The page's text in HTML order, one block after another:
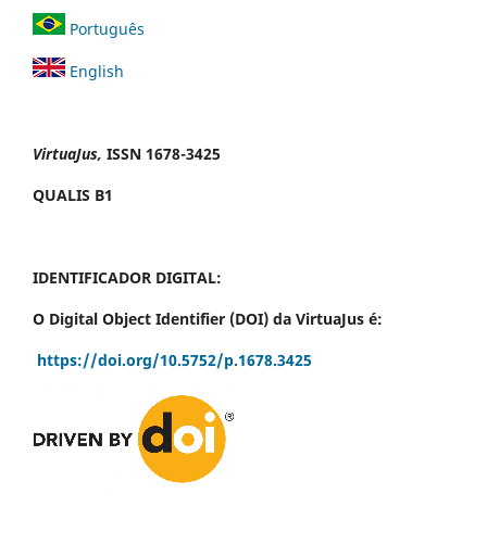
Português
English
VirtuaJus, ISSN 1678-3425
QUALIS B1
IDENTIFICADOR DIGITAL:
O Digital Object Identifier (DOI) da VirtuaJus é:
https://doi.org/10.5752/p.1678.3425